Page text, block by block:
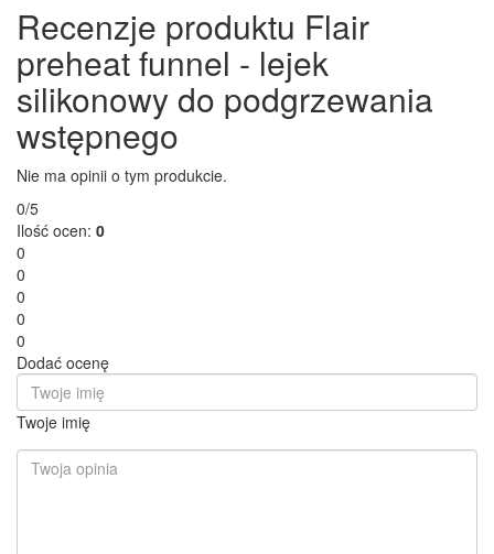
Recenzje produktu Flair
preheat funnel - lejek
silikonowy do podgrzewania
wstępnego
Nie ma opinii o tym produkcie.
0/5
Ilość ocen: 0
0
0
0
0
0
Dodać ocenę
Twoje imię